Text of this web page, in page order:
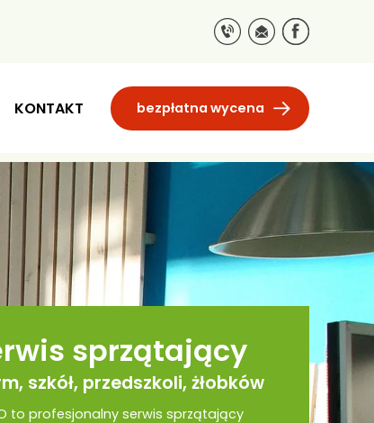
KONTAKT bezpłatna wycena
sprzątający
szkół, przedszkoli, żłobków
to profesjonalny serwis sprzątający